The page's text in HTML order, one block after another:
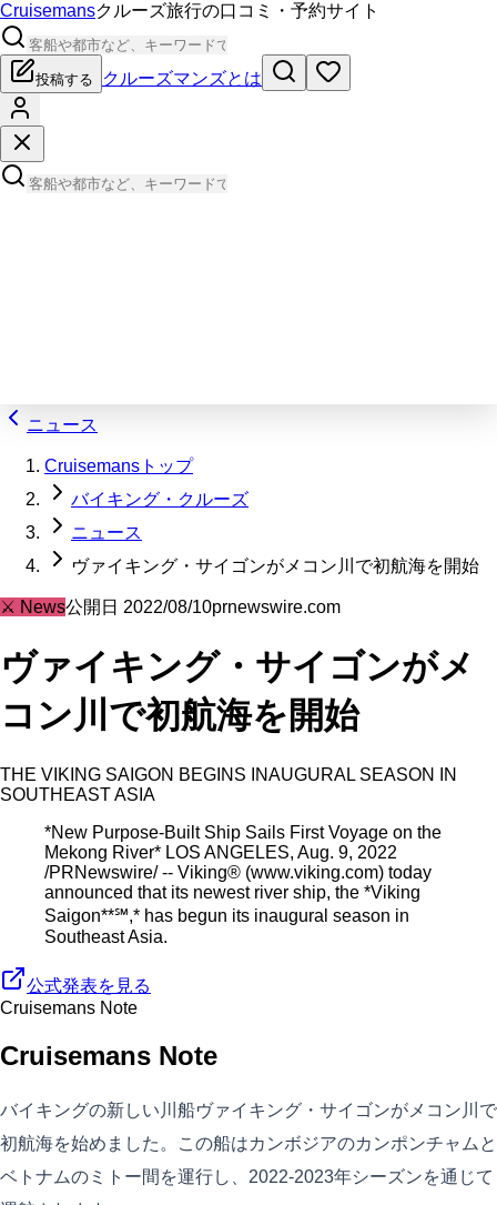
Cruisemansクルーズ旅行の口コミ・予約サイト
投稿する クルーズマンズとは
ニュース
Cruisemansトップ
バイキング・クルーズ
ニュース
ヴァイキング・サイゴンがメコン川で初航海を開始
⚔️ News公開日 2022/08/10prnewswire.com
ヴァイキング・サイゴンがメ
コン川で初航海を開始
THE VIKING SAIGON BEGINS INAUGURAL SEASON IN
SOUTHEAST ASIA
*New Purpose-Built Ship Sails First Voyage on the
Mekong River* LOS ANGELES, Aug. 9, 2022
/PRNewswire/ -- Viking® (www.viking.com) today
announced that its newest river ship, the *Viking
Saigon**℠,* has begun its inaugural season in
Southeast Asia.
公式発表を見る
Cruisemans Note
Cruisemans Note
バイキングの新しい川船ヴァイキング・サイゴンがメコン川で
初航海を始めました。この船はカンボジアのカンポンチャムと
ベトナムのミトー間を運行し、2022-2023年シーズンを通じて